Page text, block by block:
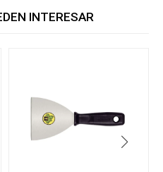
INTERESAR